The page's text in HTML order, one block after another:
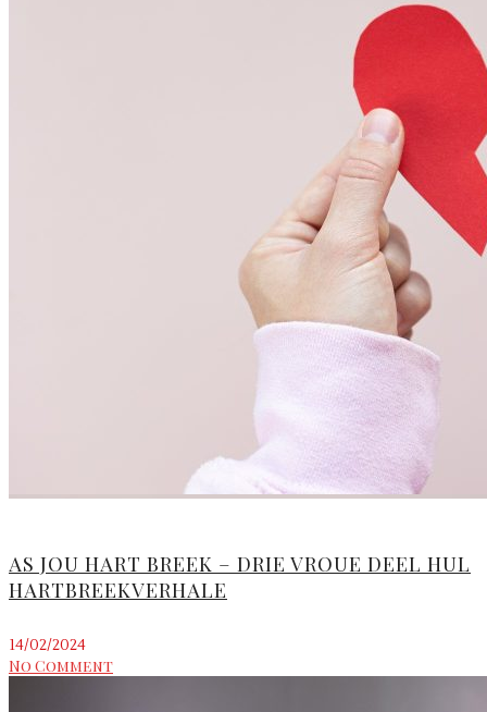
AS JOU HART BREEK – DRIE VROUE DEEL HUL
HARTBREEKVERHALE
14/02/2024
No Comment